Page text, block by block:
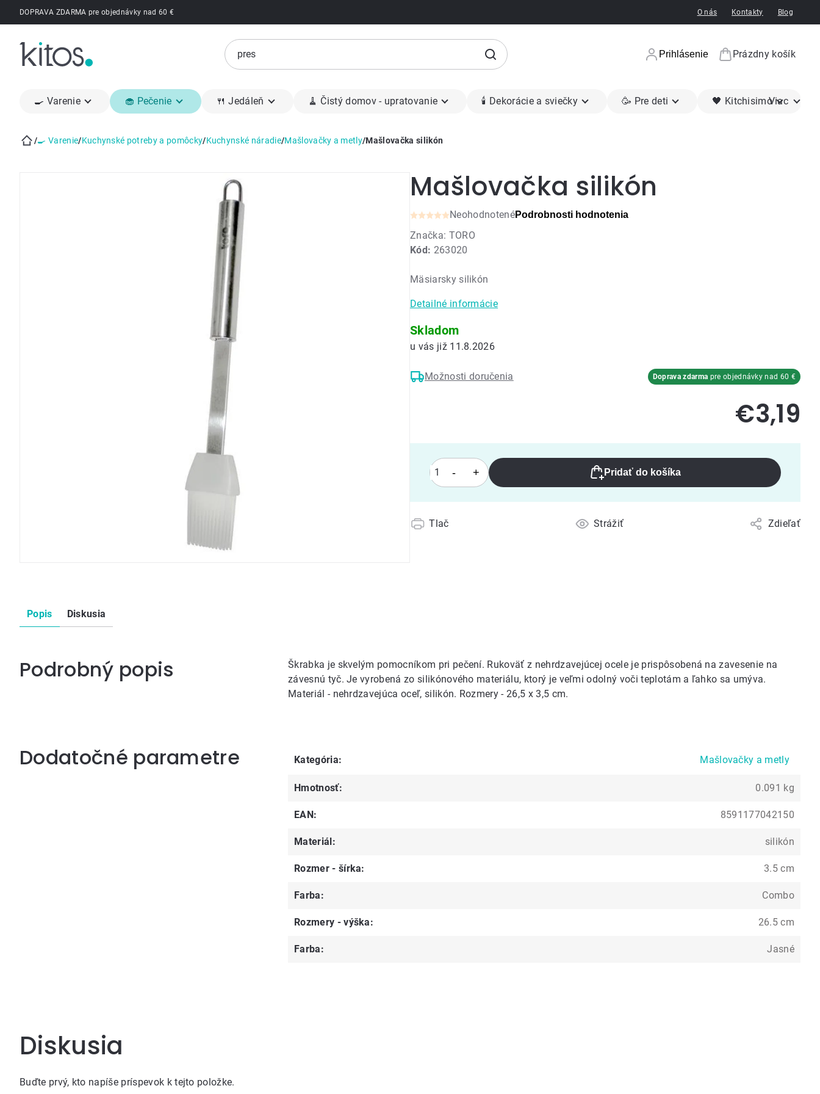
PrejsťDOPRAVA ZDARMA pre objednávky nad 60 € O nás Kontakty Blog
Prihlásenie
Nákupný
Prázdny košík
🍳 Varenie 🧁 Pečenie 🍴 Jedáleň 🧹 Čistý domov - upratovanie 🕯 Dekorácie a sviečky 🥳 Pre deti 🖤 KitchisimoViac
/🍳 Varenie/Kuchynské potreby a pomôcky/Kuchynské náradie/Mašlovačky a metly/Mašlovačka silikón
Mašlovačka silikón
Kód: 263020
Priemerné
hodnotenie
produktu
0,0
5
hviezdičiek.
NeohodnotenéPodrobnosti hodnotenia
Značka: TORO
Pridať do košíka
Mäsiarsky silikón
Detailné informácie
Tlač Strážiť Zdieľať
Skladom
11.8.2026
Možnosti doručenia Doprava zdarma pre objednávky nad 60 €
€3,19
Popis Diskusia
Podrobný popis
Škrabka je skvelým pomocníkom pri pečení. Rukoväť z nehrdzavejúcej ocele je prispôsobená na zavesenie na
závesnú tyč. Je vyrobená zo silikónového materiálu, ktorý je veľmi odolný voči teplotám a ľahko sa umýva.
Materiál - nehrdzavejúca oceľ, silikón. Rozmery - 26,5 x 3,5 cm.
Dodatočné parametre Kategória: Mašlovačky a metly
Hmotnosť: 0.091 kg
EAN: 8591177042150
Materiál: silikón
Rozmer - šírka: 3.5 cm
Farba: Combo
Rozmery - výška: 26.5 cm
Farba: Jasné
Diskusia
Buďte prvý, kto napíše príspevok k tejto položke.